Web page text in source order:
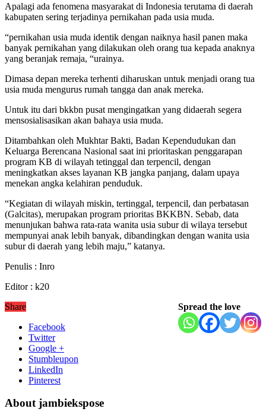
Apalagi ada fenomena masyarakat di Indonesia terutama di daerah
kabupaten sering terjadinya pernikahan pada usia muda.
“pernikahan usia muda identik dengan naiknya hasil panen maka
banyak pernikahan yang dilakukan oleh orang tua kepada anaknya
yang beranjak remaja, “urainya.
Dimasa depan mereka terhenti diharuskan untuk menjadi orang tua
usia muda mengurus rumah tangga dan anak mereka.
Untuk itu dari bkkbn pusat mengingatkan yang didaerah segera
mensosialisasikan akan bahaya usia muda.
Ditambahkan oleh Mukhtar Bakti, Badan Kependudukan dan
Keluarga Berencana Nasional saat ini prioritaskan penggarapan
program KB di wilayah tetinggal dan terpencil, dengan
meningkatkan akses layanan KB jangka panjang, dalam upaya
menekan angka kelahiran penduduk.
“Kegiatan di wilayah miskin, tertinggal, terpencil, dan perbatasan
(Galcitas), merupakan program prioritas BKKBN. Sebab, data
menunjukan bahwa rata-rata wanita usia subur di wilaya tersebut
mempunyai anak lebih banyak, dibandingkan dengan wanita usia
subur di daerah yang lebih maju,” katanya.
Penulis : Inro
Editor : k20
Spread the love
Share
Facebook
Twitter
Google +
Stumbleupon
LinkedIn
Pinterest
About jambiekspose